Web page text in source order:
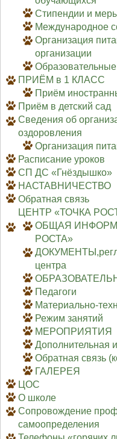
Стипендии и
Международное
Организация
организации
ПРИЁМ в 1 КЛАСС
Приём
Приём в детский сад
Сведения об
оздоровления
Организация
Расписание уроков
СП ДС «Гнёздышко»
НАСТАВНИЧЕСТВО
Обратная связь
ЦЕНТР «ТОЧКА
ОБЩАЯ
РОСТА»
центра
Педагоги
Материально-
Режим занятий
МЕРОПРИЯТИЯ
Дополнительная
Обратная связь
ГАЛЕРЕЯ
ЦОС
О школе
Сопровождение
самоопределения